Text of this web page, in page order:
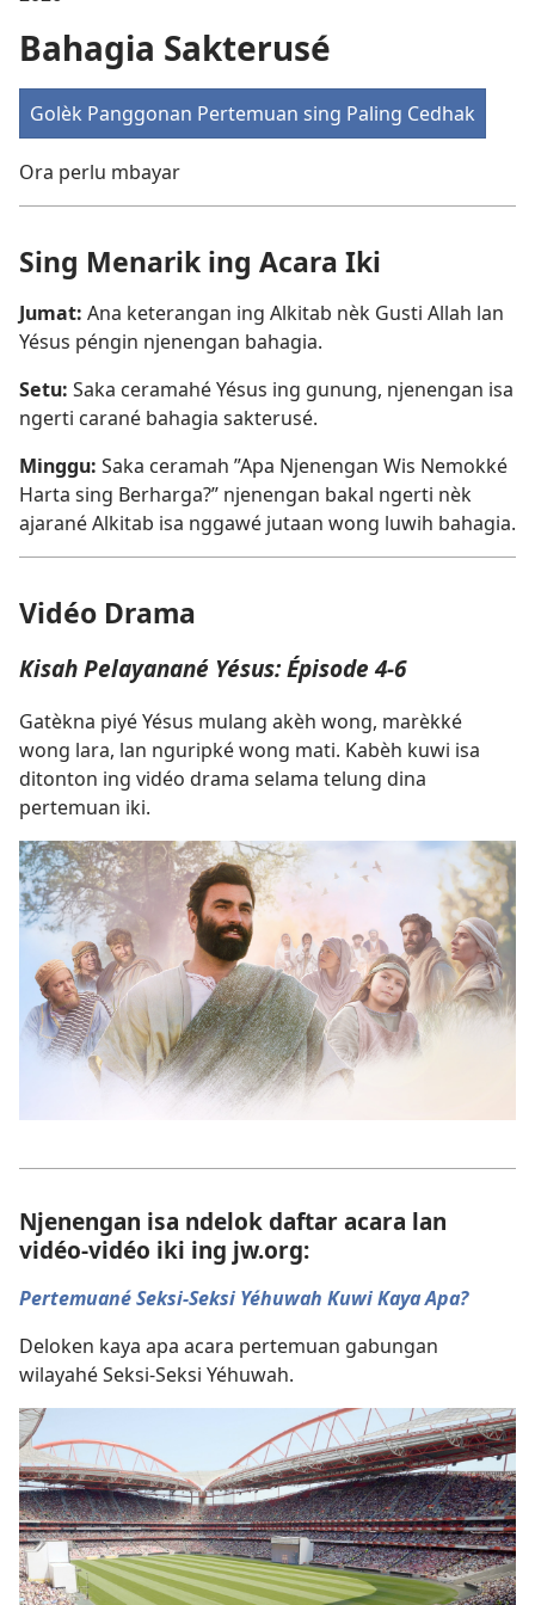
Bahagia Sakterusé
Golèk Panggonan Pertemuan sing Paling Cedhak
Ora perlu mbayar
Sing Menarik ing Acara Iki
Jumat: Ana keterangan ing Alkitab nèk Gusti Allah lan
Yésus péngin njenengan bahagia.
Setu: Saka ceramahé Yésus ing gunung, njenengan isa
ngerti carané bahagia sakterusé.
Minggu: Saka ceramah ”Apa Njenengan Wis Nemokké
Harta sing Berharga?” njenengan bakal ngerti nèk
ajarané Alkitab isa nggawé jutaan wong luwih bahagia.
Vidéo Drama
Kisah Pelayanané Yésus: Épisode 4-6
Gatèkna piyé Yésus mulang akèh wong, marèkké
wong lara, lan nguripké wong mati. Kabèh kuwi isa
ditonton ing vidéo drama selama telung dina
pertemuan iki.
Njenengan isa ndelok daftar acara lan
vidéo-vidéo iki ing jw.org:
Pertemuané Seksi-Seksi Yéhuwah Kuwi Kaya Apa?
Deloken kaya apa acara pertemuan gabungan
wilayahé Seksi-Seksi Yéhuwah.